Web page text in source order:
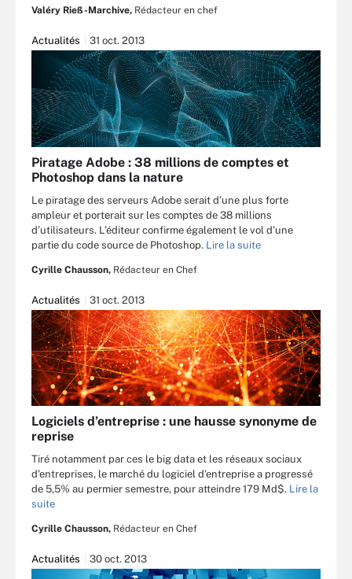
Valéry Rieß-Marchive, Rédacteur en chef
Actualités 31 oct. 2013
Piratage Adobe : 38 millions de comptes et
Photoshop dans la nature
Le piratage des serveurs Adobe serait d’une plus forte
ampleur et porterait sur les comptes de 38 millions
d’utilisateurs. L’éditeur confirme également le vol d’une
partie du code source de Photoshop. Lire la suite
Cyrille Chausson, Rédacteur en Chef
Actualités 31 oct. 2013
Logiciels d’entreprise : une hausse synonyme de
reprise
Tiré notamment par ces le big data et les réseaux sociaux
d'entreprises, le marché du logiciel d’entreprise a progressé
de 5,5% au permier semestre, pour atteindre 179 Md$. Lire la
suite
Cyrille Chausson, Rédacteur en Chef
Actualités 30 oct. 2013